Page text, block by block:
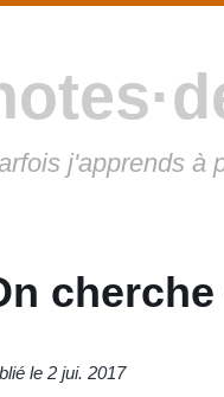
j'apprends à
le 2 jui. 2017